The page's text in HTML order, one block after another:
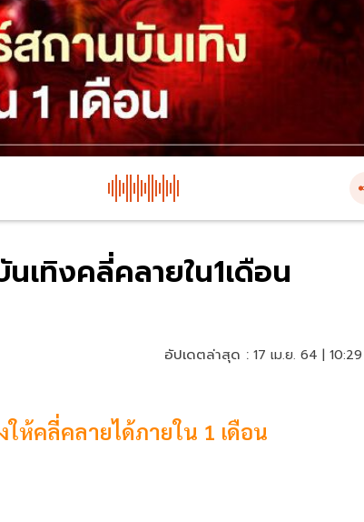
เทิงคลี่คลายใน1เดือน
อัปเดตล่าสุด : 17 เม.ย. 64 |
ห้คลี่คลายได้ภายใน 1 เดือน